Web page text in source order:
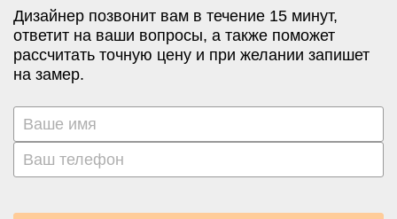
Дизайнер позвонит вам в течение 15 минут,
ответит на ваши вопросы, а также поможет
рассчитать точную цену и при желании запишет
на замер.